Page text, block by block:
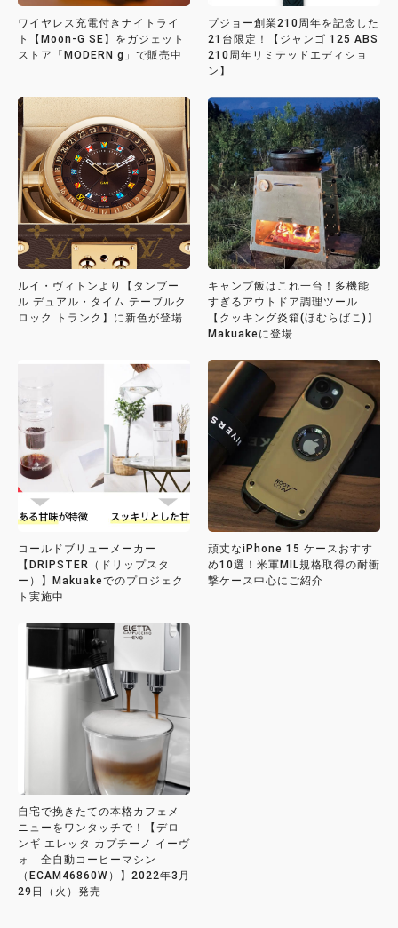
ワイヤレス充電付きナイトライ
ト【Moon-G SE】をガジェット
ストア「MODERN g」で販売中
プジョー創業210周年を記念した
21台限定！【ジャンゴ 125 ABS
210周年リミテッドエディショ
ン】
ルイ・ヴィトンより【タンブー
ル デュアル・タイム テーブルク
ロック トランク】に新色が登場
キャンプ飯はこれ一台！多機能
すぎるアウトドア調理ツール
【クッキング炎箱(ほむらばこ)】
Makuakeに登場
コールドブリューメーカー
【DRIPSTER（ドリップスタ
ー）】Makuakeでのプロジェク
ト実施中
頑丈なiPhone 15 ケースおすす
め10選！米軍MIL規格取得の耐衝
撃ケース中心にご紹介
自宅で挽きたての本格カフェメ
ニューをワンタッチで！【デロ
ンギ エレッタ カプチーノ イーヴ
ォ 全自動コーヒーマシン
（ECAM46860W）】2022年3月
29日（火）発売